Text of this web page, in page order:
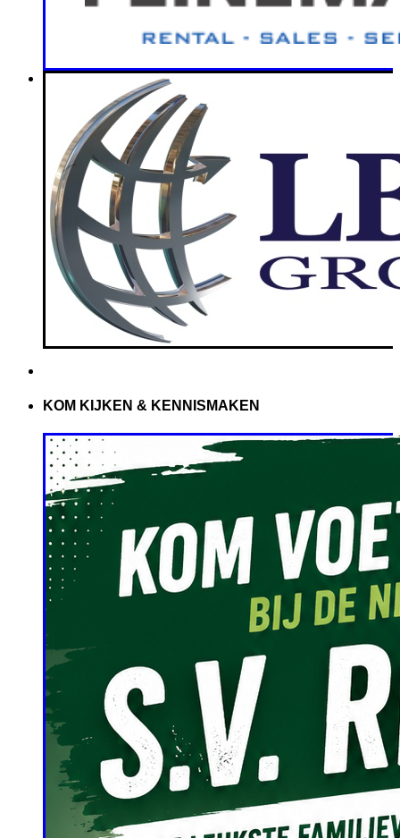
KOM KIJKEN & KENNISMAKEN